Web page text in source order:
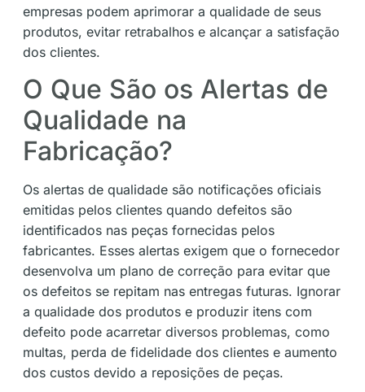
empresas podem aprimorar a qualidade de seus
produtos, evitar retrabalhos e alcançar a satisfação
dos clientes.
O Que São os Alertas de
Qualidade na
Fabricação?
Os alertas de qualidade são notificações oficiais
emitidas pelos clientes quando defeitos são
identificados nas peças fornecidas pelos
fabricantes. Esses alertas exigem que o fornecedor
desenvolva um plano de correção para evitar que
os defeitos se repitam nas entregas futuras. Ignorar
a qualidade dos produtos e produzir itens com
defeito pode acarretar diversos problemas, como
multas, perda de fidelidade dos clientes e aumento
dos custos devido a reposições de peças.